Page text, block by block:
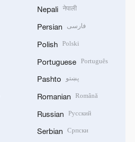
Nepali नेपाली
Persian فارسی
Polish Polski
Portuguese Português
Pashto پښتو
Romanian Română
Russian Русский
Serbian Српски